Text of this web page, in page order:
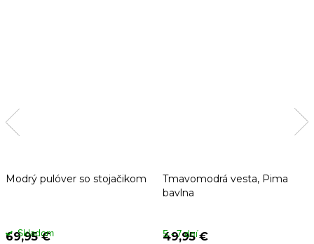
Modrý pulóver so stojačikom
69,95 €
Skladom
Tmavomodrá vesta, Pima
bavlna
49,95 €
5 - 7 dní